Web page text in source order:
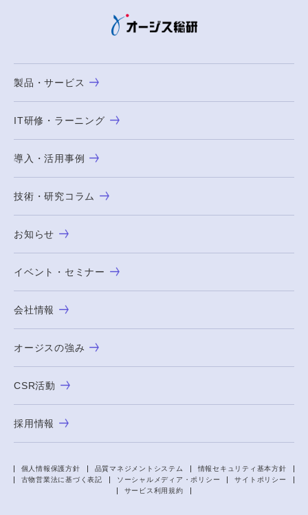
製品・サービス
IT研修・ラーニング
導入・活用事例
技術・研究コラム
お知らせ
イベント・セミナー
会社情報
オージスの強み
CSR活動
採用情報
個人情報保護方針 品質マネジメントシステム
情報セキュリティ基本方針
古物営業法に基づく表記
ソーシャルメディア・ポリシー
サイトポリシー
サービス利用規約